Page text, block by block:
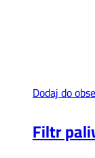
Dodaj do
Filtr